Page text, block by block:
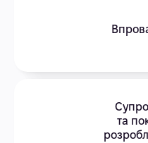
та